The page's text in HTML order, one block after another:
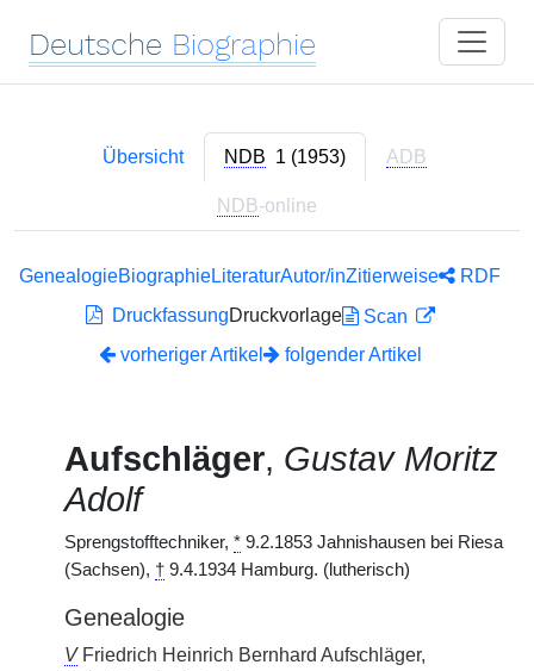
Deutsche Biographie
Übersicht NDB 1 (1953) ADB
NDB-online
GenealogieBiographieLiteraturAutor/inZitierweise
RDF
DruckfassungDruckvorlage
Scan
vorheriger Artikel
folgender Artikel
Aufschläger, Gustav Moritz
Adolf
Sprengstofftechniker, * 9.2.1853 Jahnishausen bei Riesa
(Sachsen), † 9.4.1934 Hamburg. (lutherisch)
Genealogie
VFriedrich Heinrich Bernhard Aufschläger,